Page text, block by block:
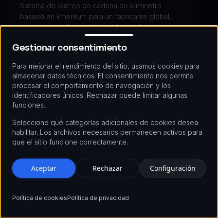
Sistema de rastreo de cadena de suministro
basado en Ethereum para un fabricante global,
proporcionando trazabilidad de producto en
tiempo real y verificaciones de cumplimiento
automatizadas en 500+ proveedores en 12
1M+ transacciones mensuales
500+ integración de proveedores
Trazabilidad completa lograda
Gestionar consentimiento
Gestionar consentimiento
Para mejorar el rendimiento del sitio, usamos cookies para
almacenar datos técnicos. El consentimiento nos permite
procesar el comportamiento de navegación y los
identificadores únicos. Rechazar puede limitar algunas
funciones.
Seleccione qué categorías adicionales de cookies desea
habilitar. Los archivos necesarios permanecen activos para
que el sitio funcione correctamente.
Aceptar Rechazar Configuración
Política de cookiesPolítica de privacidad